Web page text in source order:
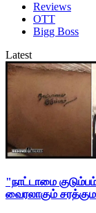
Reviews
OTT
Bigg Boss
Latest
"நாட்டாமை
வைரலாகும்